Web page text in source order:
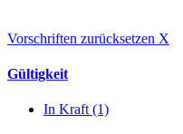
Vorschriften zurücksetzen X
Gültigkeit
In Kraft (1)